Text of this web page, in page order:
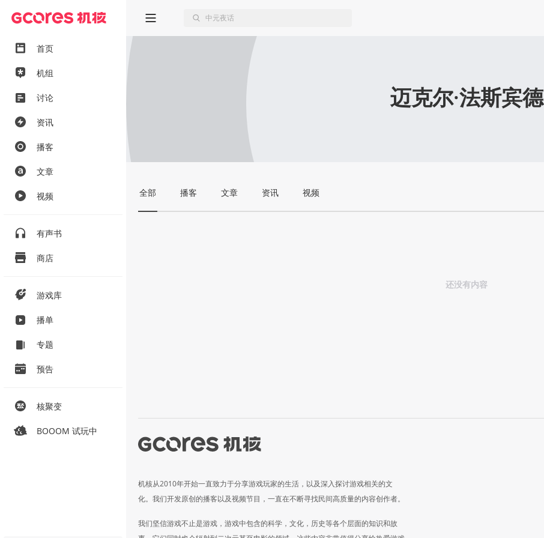
首页
机组
讨论
资讯
播客
文章
视频
有声书
商店
游戏库
播单
专题
预告
核聚变
BOOOM 试玩中
迈克尔·法斯宾德
全部 播客 文章 资讯 视频
还没有内容
机核从2010年开始一直致力于分享游戏玩家的生活，以及深入探讨游戏相关的文
化。我们开发原创的播客以及视频节目，一直在不断寻找民间高质量的内容创作者。
我们坚信游戏不止是游戏，游戏中包含的科学，文化，历史等各个层面的知识和故